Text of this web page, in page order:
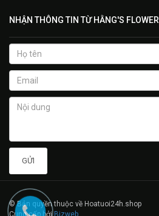
NHẬN THÔNG TIN TỪ HẰNG'S FLOWER
GỬI
© Bản quyền thuộc về Hoatuoi24h.shop
Cung cấp bởiBizweb